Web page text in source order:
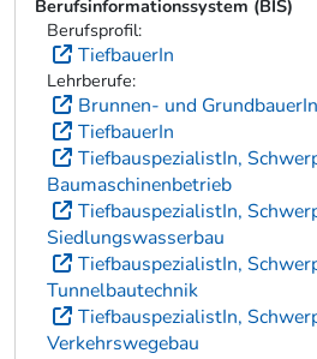
Berufsinformationssystem (BIS)
Berufsprofil:
TiefbauerIn
Lehrberufe:
Brunnen- und GrundbauerIn
TiefbauerIn
TiefbauspezialistIn,
Baumaschinenbetrieb
TiefbauspezialistIn,
Siedlungswasserbau
TiefbauspezialistIn,
Tunnelbautechnik
TiefbauspezialistIn,
Verkehrswegebau